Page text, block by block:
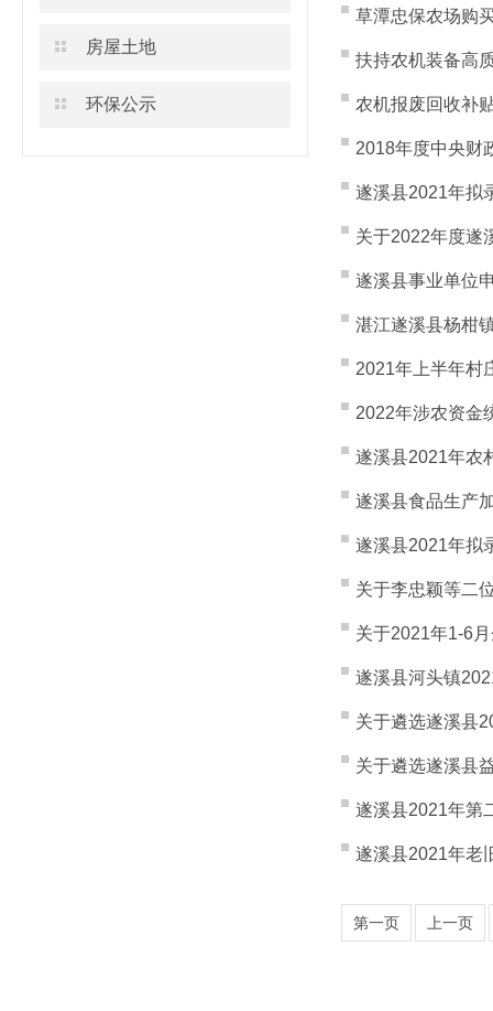
房屋土地
环保公示
草潭忠保农场购
扶持农机装备高
农机报废回收补
2018年度中央财
遂溪县2021年拟
关于2022年度遂
遂溪县事业单位
湛江遂溪县杨柑
2021年上半年村
2022年涉农资金
遂溪县2021年农
遂溪县食品生产
遂溪县2021年拟
关于李忠颖等二
关于2021年1-6
遂溪县河头镇
关于遴选遂溪县
关于遴选遂溪县
遂溪县2021年第
遂溪县2021年老
第一页 上一页